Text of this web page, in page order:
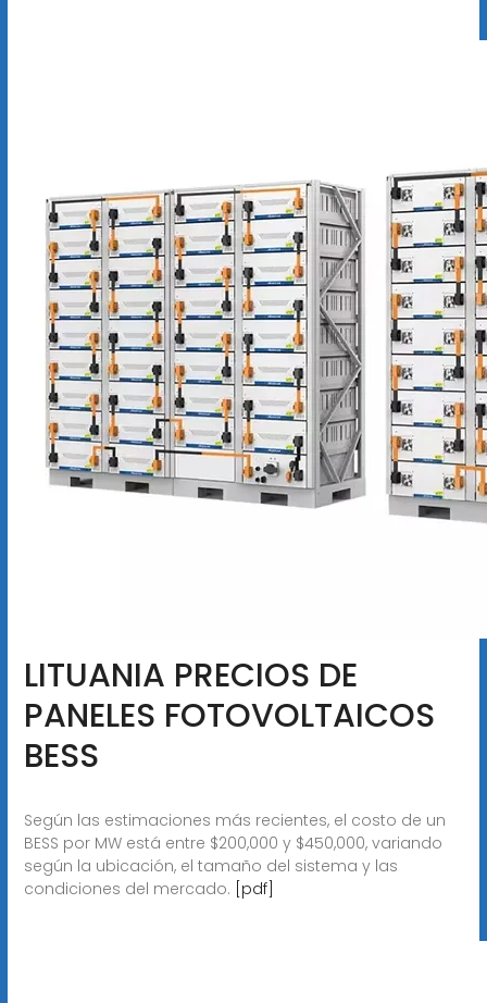
LITUANIA PRECIOS DE
PANELES FOTOVOLTAICOS
BESS
Según las estimaciones más recientes, el costo de un
BESS por MW está entre $200,000 y $450,000, variando
según la ubicación, el tamaño del sistema y las
condiciones del mercado. [pdf]